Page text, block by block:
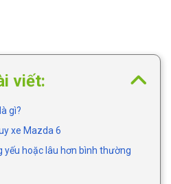
viết:
gì?
xe Mazda 6
yếu hoặc lâu hơn bình thường